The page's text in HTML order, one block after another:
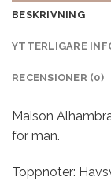
BESKRIVNING
YTTERLIGARE
RECENSIONER (0)
Maison
för män.
Toppnoter: